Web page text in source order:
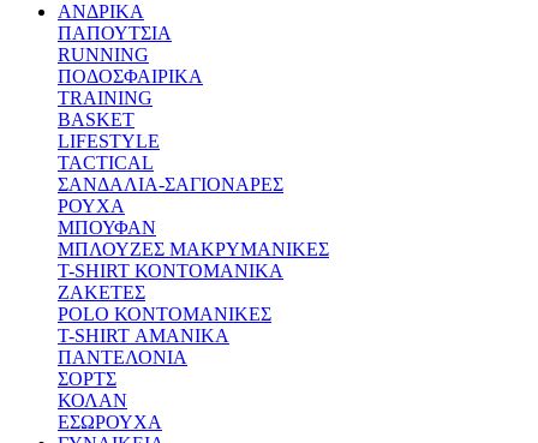
ΑΝΔΡΙΚΑ
ΠΑΠΟΥΤΣΙΑ
RUNNING
ΠΟΔΟΣΦΑΙΡΙΚΑ
TRAINING
BASKET
LIFESTYLE
TACTICAL
ΣΑΝΔΑΛΙΑ-ΣΑΓΙΟΝΑΡΕΣ
ΡΟΥΧΑ
ΜΠΟΥΦΑΝ
ΜΠΛΟΥΖΕΣ ΜΑΚΡΥΜΑΝΙΚΕΣ
T-SHIRT ΚΟΝΤΟΜΑΝΙΚΑ
ΖΑΚΕΤΕΣ
POLO ΚΟΝΤΟΜΑΝΙΚΕΣ
T-SHIRT ΑΜΑΝΙΚΑ
ΠΑΝΤΕΛΟΝΙΑ
ΣΟΡΤΣ
ΚΟΛΑΝ
ΕΣΩΡΟΥΧΑ